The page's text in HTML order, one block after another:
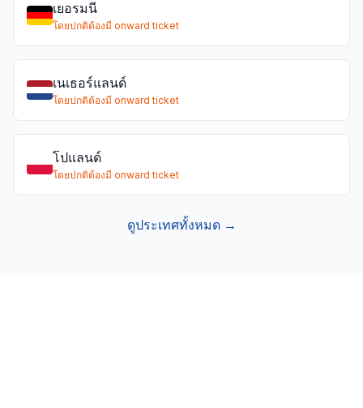
เยอรมนี
โดยปกติต้องมี onward ticket
เนเธอร์แลนด์
โดยปกติต้องมี onward ticket
โปแลนด์
โดยปกติต้องมี onward ticket
ดูประเทศทั้งหมด →